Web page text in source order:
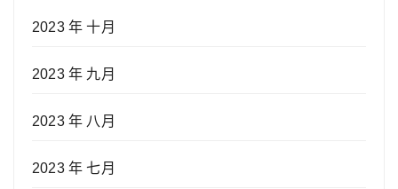
2023 年 十月
2023 年 九月
2023 年 八月
2023 年 七月